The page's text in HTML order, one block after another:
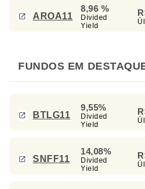
AROA11
8,96 %
Divided
Yield
FUNDOS EM
BTLG11
9,55%
Divided
Yield
SNFF11
14,08%
Divided
Yield